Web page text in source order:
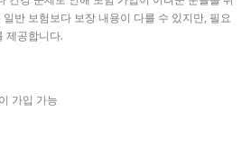
반 보험보다 보장 내용이 다를 수 있지만, 필요
제공합니다.
가입 가능